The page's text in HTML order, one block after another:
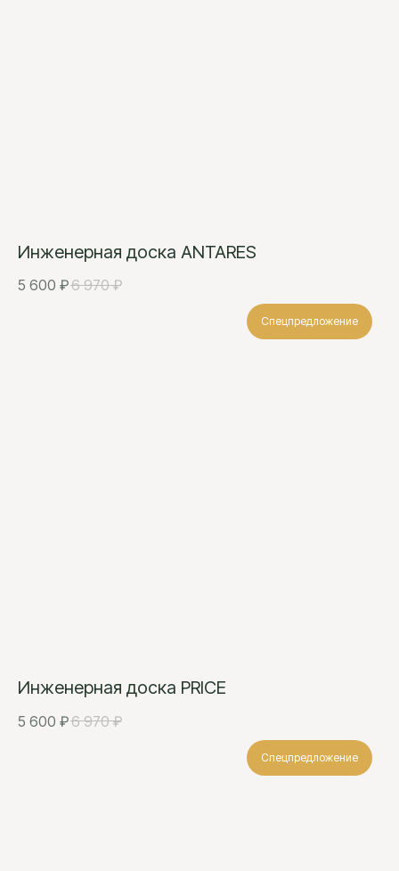
Инженерная доска ANTARES
5 600 ₽6 970 ₽
Спецпредложение
Инженерная доска PRICE
5 600 ₽6 970 ₽
Спецпредложение